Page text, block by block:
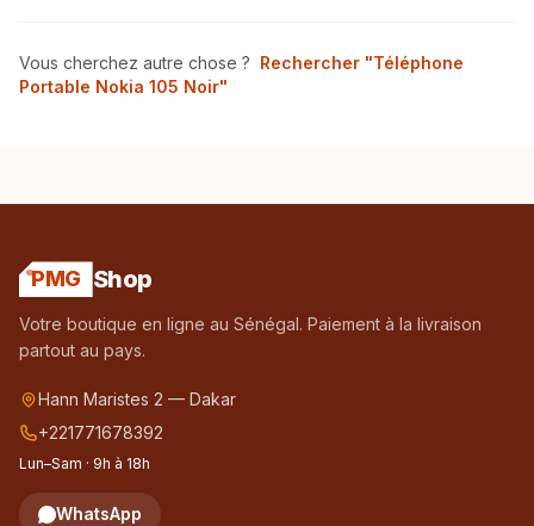
Vous cherchez autre chose ? Rechercher "Téléphone
Portable Nokia 105 Noir"
PMG Shop
Votre boutique en ligne au Sénégal. Paiement à la livraison
partout au pays.
Hann Maristes 2 — Dakar
+221771678392
Lun–Sam · 9h à 18h
WhatsApp